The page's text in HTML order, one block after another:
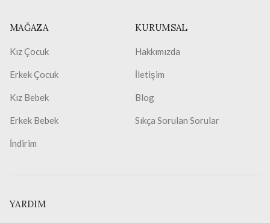
MAĞAZA
Kız Çocuk
Erkek Çocuk
Kız Bebek
Erkek Bebek
İndirim
KURUMSAL
Hakkımızda
İletişim
Blog
Sıkça Sorulan Sorular
YARDIM